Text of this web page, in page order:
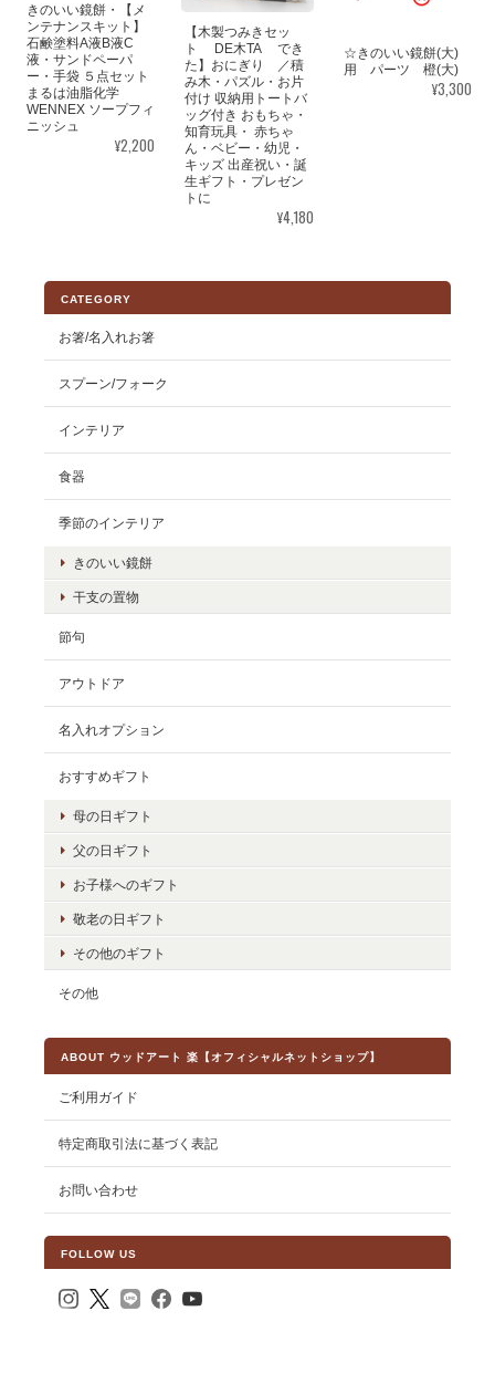
きのいい鏡餅・【メ
ンテナンスキット】
石鹸塗料A液B液C
液・サンドペーパ
ー・手袋 ５点セット
まるは油脂化学
WENNEX ソープフィ
ニッシュ
¥2,200
【木製つみきセッ
ト DE木TA でき
た】おにぎり ／積
み木・パズル・お片
付け 収納用トートバ
ッグ付き おもちゃ・
知育玩具・ 赤ちゃ
ん・ベビー・幼児・
キッズ 出産祝い・誕
生ギフト・プレゼン
トに
¥4,180
☆きのいい鏡餅(大)
用 パーツ 橙(大)
¥3,300
CATEGORY
お箸/名入れお箸
スプーン/フォーク
インテリア
食器
季節のインテリア
きのいい鏡餅
干支の置物
節句
アウトドア
名入れオプション
おすすめギフト
母の日ギフト
父の日ギフト
お子様へのギフト
敬老の日ギフト
その他のギフト
その他
ABOUT ウッドアート 楽【オフィシャルネットショップ】
ご利用ガイド
特定商取引法に基づく表記
お問い合わせ
FOLLOW US